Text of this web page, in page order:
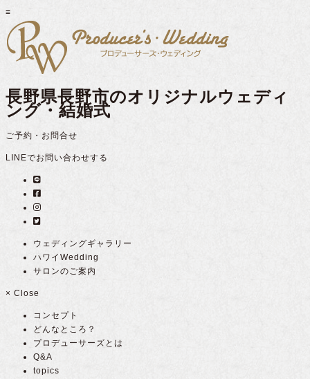
≡
長野県長野市のオリジナルウェディ
ング・結婚式
ご予約・お問合せ
LINEでお問い合わせする
ウェディングギャラリー
ハワイWedding
サロンのご案内
× Close
コンセプト
どんなところ？
プロデューサーズとは
Q&A
topics